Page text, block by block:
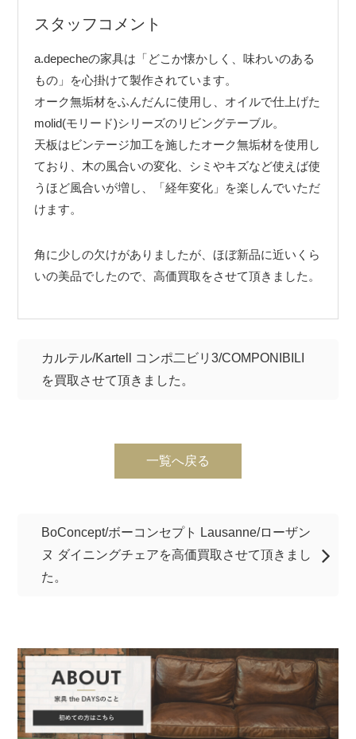
スタッフコメント
a.depecheの家具は「どこか懐かしく、味わいのある
もの」を心掛けて製作されています。
オーク無垢材をふんだんに使用し、オイルで仕上げた
molid(モリード)シリーズのリビングテーブル。
天板はビンテージ加工を施したオーク無垢材を使用し
ており、木の風合いの変化、シミやキズなど使えば使
うほど風合いが増し、「経年変化」を楽しんでいただ
けます。
角に少しの欠けがありましたが、ほぼ新品に近いくら
いの美品でしたので、高価買取をさせて頂きました。
カルテル/Kartell コンポ二ビリ3/COMPONIBILI
を買取させて頂きました。
一覧へ戻る
BoConcept/ボーコンセプト Lausanne/ローザン
ヌ ダイニングチェアを高価買取させて頂きまし
た。